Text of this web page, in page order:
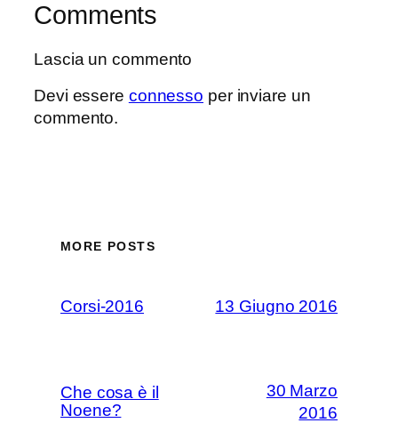
Comments
Lascia un commento
Devi essere connesso per inviare un
commento.
MORE POSTS
Corsi-2016 13 Giugno 2016
Che cosa è il
Noene?
30 Marzo
2016